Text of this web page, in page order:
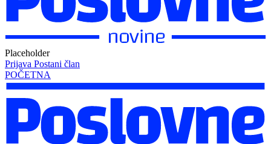
Placeholder
Prijava Postani član
POČETNA